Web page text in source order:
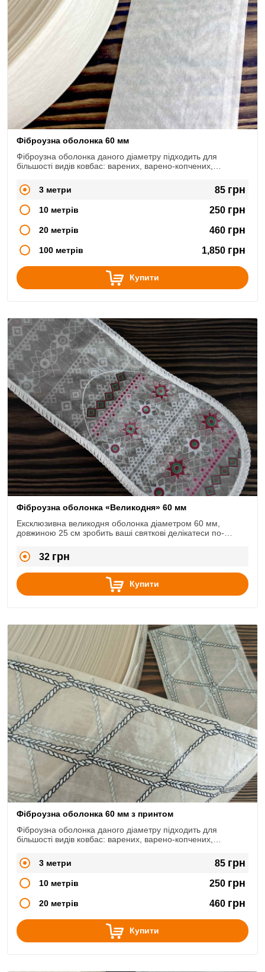
Фіброузна оболонка 60 мм
Фіброузна оболонка даного діаметру підходить для
більшості видів ковбас: варених, варено-копчених,
3 метри
85 грн
10 метрів 250 грн
20 метрів 460 грн
100 метрів 1,850 грн
Купити
Фіброузна оболонка «Великодня» 60 мм
Ексклюзивна великодня оболонка діаметром 60 мм,
довжиною 25 см зробить ваші святкові делікатеси по-
32 грн
Купити
Фіброузна оболонка 60 мм з принтом
Фіброузна оболонка даного діаметру підходить для
більшості видів ковбас: варених, варено-копчених,
3 метри
85 грн
10 метрів 250 грн
20 метрів 460 грн
Купити